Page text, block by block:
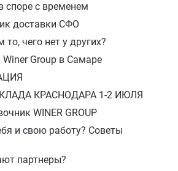
споре с временем
доставки СФО
чего нет у других?
Group в Самаре
КРАСНОДАРА 1-2 ИЮЛЯ
WINER GROUP
и свою работу? Советы
партнеры?